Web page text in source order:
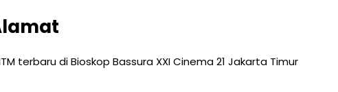
terbaru di Bioskop Bassura XXI Cinema 21 Jakarta Timur